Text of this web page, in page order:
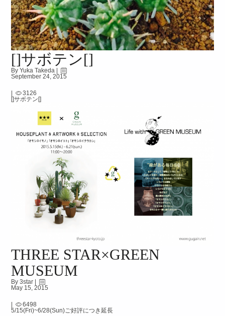
[]サボテン[]
By Yuka Takeda |
September 24, 2015
3126
[]サボテン[]
THREE STAR×GREEN
MUSEUM
By 3star |
May 15, 2015
6498
5/15(Fri)~6/28(Sun)ご好評につき延長